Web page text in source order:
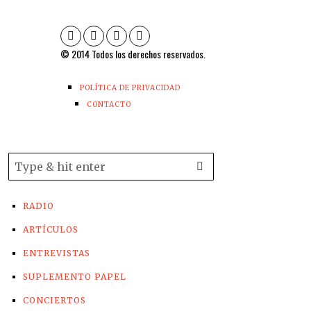
© 2014 Todos los derechos reservados.
POLÍTICA DE PRIVACIDAD
CONTACTO
RADIO
ARTÍCULOS
ENTREVISTAS
SUPLEMENTO PAPEL
CONCIERTOS